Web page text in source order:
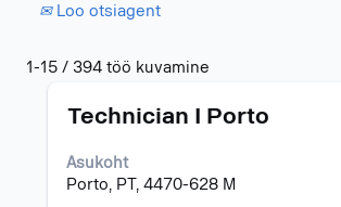
Loo otsiagent
1-15 / 394 töö kuvamine
"".
/
Ametinimetus
Technician I Porto
Asukoht
Porto, PT, 4470-628 M
Töö
täieliku
sisu
kuvamiseks